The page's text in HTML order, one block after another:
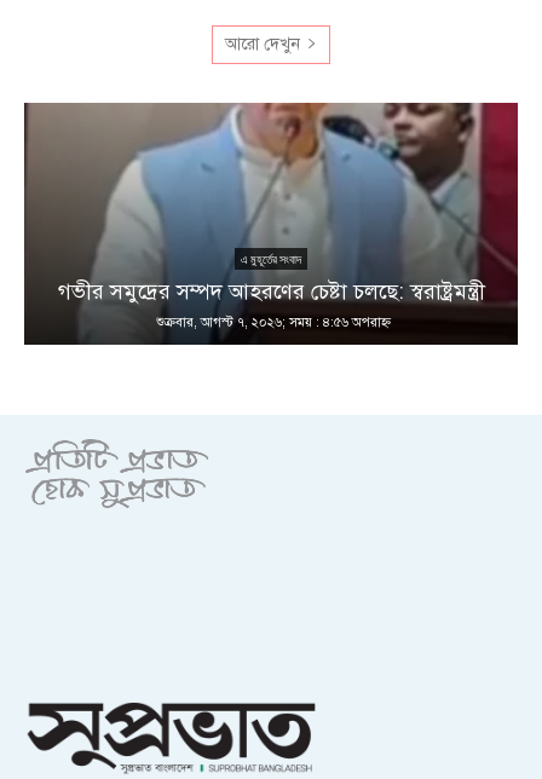
আরো দেখুন
এ মুহূর্তের সংবাদ
গভীর সমুদ্রের সম্পদ আহরণের চেষ্টা চলছে: স্বরাষ্ট্রমন্ত্রী
শুক্রবার, আগস্ট ৭, ২০২৬; সময় : ৪:৫৬ অপরাহ্ণ